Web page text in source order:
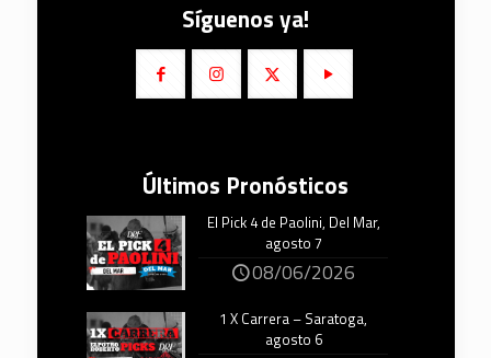
Síguenos ya!
Últimos Pronósticos
El Pick 4 de Paolini, Del Mar,
agosto 7
08/06/2026
1 X Carrera – Saratoga,
agosto 6